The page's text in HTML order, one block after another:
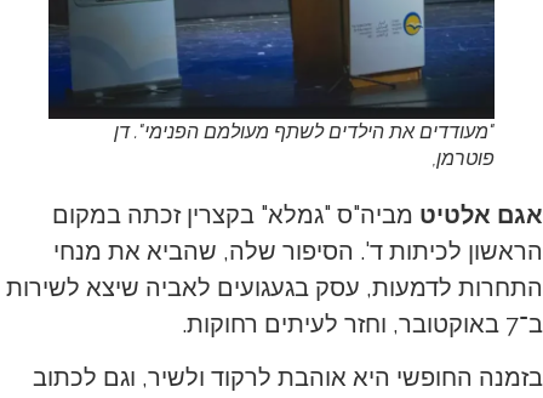
"מעודדים את הילדים לשתף מעולמם הפנימי". דן
פוטרמן,
אגם אלטיט מביה"ס "גמלא" בקצרין זכתה במקום
הראשון לכיתות ד'. הסיפור שלה, שהביא את מנחי
התחרות לדמעות, עסק בגעגועים לאביה שיצא לשירות
ב־7 באוקטובר, וחזר לעיתים רחוקות.
בזמנה החופשי היא אוהבת לרקוד ולשיר, וגם לכתוב